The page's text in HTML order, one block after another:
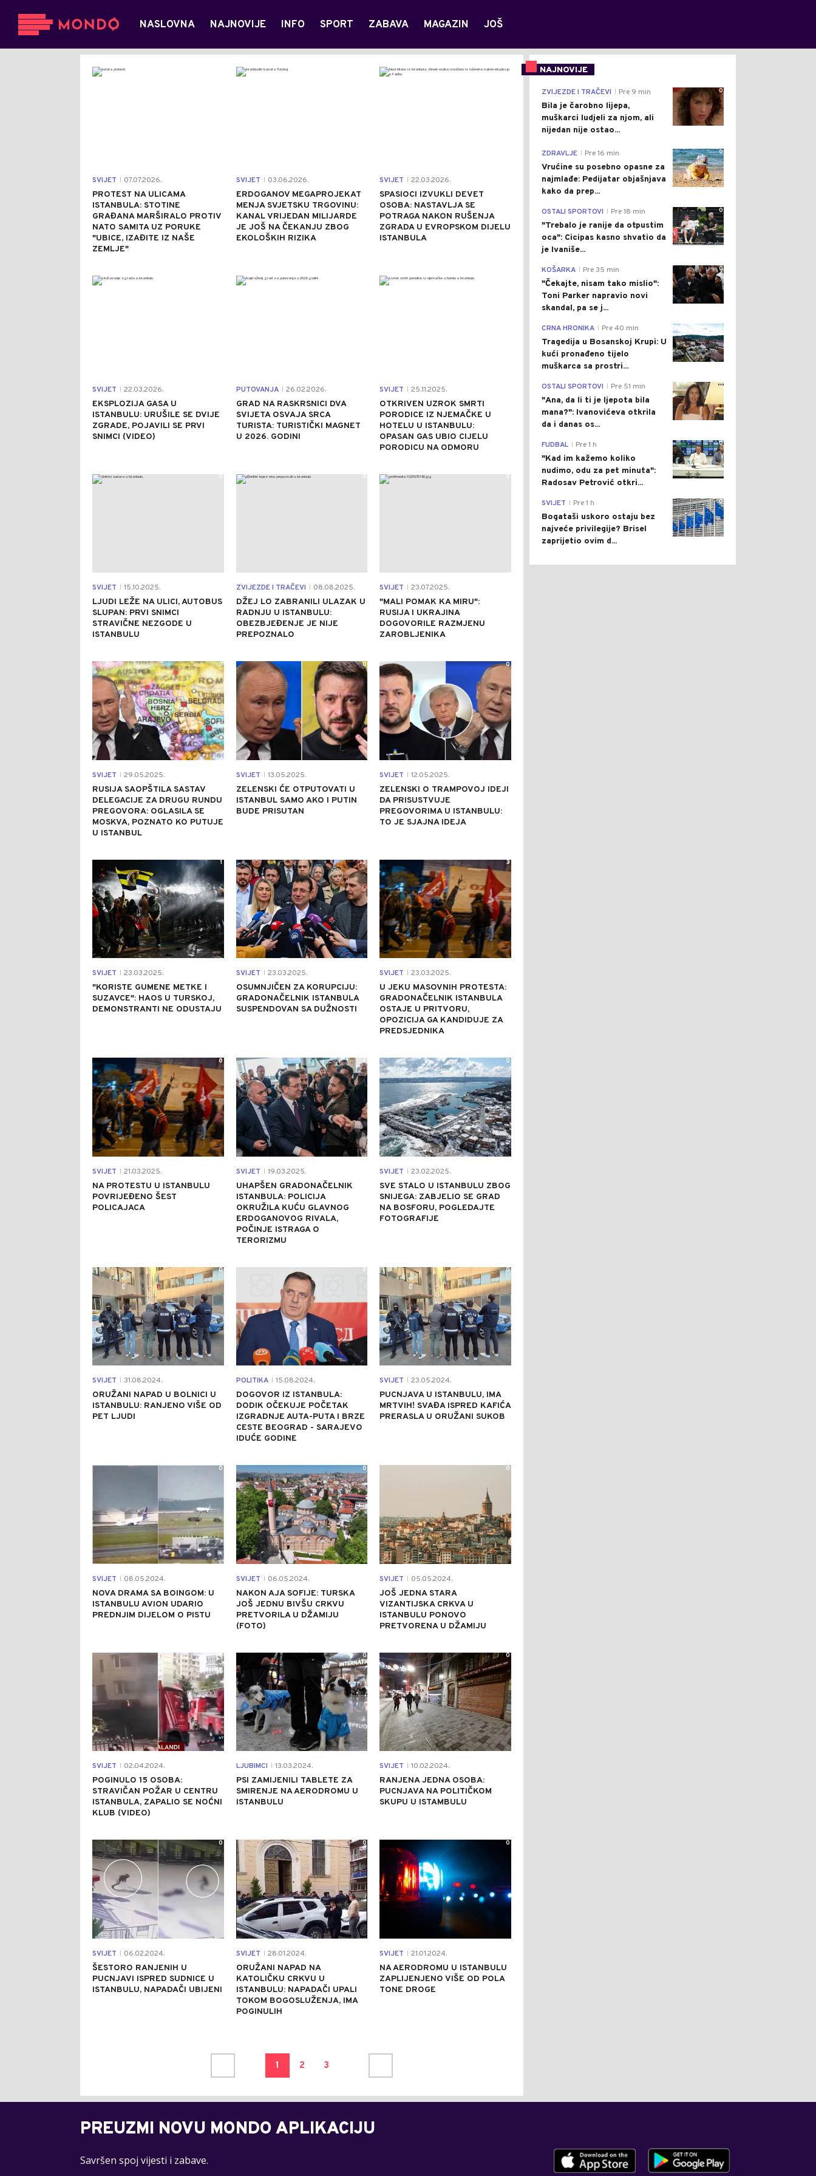
NASLOVNA NAJNOVIJE INFO SPORT ZABAVA MAGAZIN JOŠ
SVIJET 07.07.2026.
PROTEST NA ULICAMA
ISTANBULA: STOTINE
GRAĐANA MARŠIRALO PROTIV
NATO SAMITA UZ PORUKE
"UBICE, IZAĐITE IZ NAŠE
ZEMLJE"
SVIJET 03.06.2026.
ERDOGANOV MEGAPROJEKAT
MENJA SVJETSKU TRGOVINU:
KANAL VRIJEDAN MILIJARDE
JE JOŠ NA ČEKANJU ZBOG
EKOLOŠKIH RIZIKA
SVIJET 22.03.2026.
SPASIOCI IZVUKLI DEVET
OSOBA: NASTAVLJA SE
POTRAGA NAKON RUŠENJA
ZGRADA U EVROPSKOM DIJELU
ISTANBULA
0
SVIJET 22.03.2026.
EKSPLOZIJA GASA U
ISTANBULU: URUŠILE SE DVIJE
ZGRADE, POJAVILI SE PRVI
SNIMCI (VIDEO)
PUTOVANJA 26.02.2026.
GRAD NA RASKRSNICI DVA
SVIJETA OSVAJA SRCA
TURISTA: TURISTIČKI MAGNET
U 2026. GODINI
SVIJET 25.11.2025.
OTKRIVEN UZROK SMRTI
PORODICE IZ NJEMAČKE U
HOTELU U ISTANBULU:
OPASAN GAS UBIO CIJELU
PORODICU NA ODMORU
SVIJET 15.10.2025.
LJUDI LEŽE NA ULICI, AUTOBUS
SLUPAN: PRVI SNIMCI
STRAVIČNE NEZGODE U
ISTANBULU
0
ZVIJEZDE I TRAČEVI 08.08.2025.
DŽEJ LO ZABRANILI ULAZAK U
RADNJU U ISTANBULU:
OBEZBJEĐENJE JE NIJE
PREPOZNALO
0
SVIJET 23.07.2025.
"MALI POMAK KA MIRU":
RUSIJA I UKRAJINA
DOGOVORILE RAZMJENU
ZAROBLJENIKA
0
SVIJET 29.05.2025.
RUSIJA SAOPŠTILA SASTAV
DELEGACIJE ZA DRUGU RUNDU
PREGOVORA: OGLASILA SE
MOSKVA, POZNATO KO PUTUJE
U ISTANBUL
0
SVIJET 13.05.2025.
ZELENSKI ĆE OTPUTOVATI U
ISTANBUL SAMO AKO I PUTIN
BUDE PRISUTAN
0
SVIJET 12.05.2025.
ZELENSKI O TRAMPOVOJ IDEJI
DA PRISUSTVUJE
PREGOVORIMA U ISTANBULU:
TO JE SJAJNA IDEJA
0
SVIJET 23.03.2025.
"KORISTE GUMENE METKE I
SUZAVCE": HAOS U TURSKOJ,
DEMONSTRANTI NE ODUSTAJU
1
SVIJET 23.03.2025.
OSUMNJIČEN ZA KORUPCIJU:
GRADONAČELNIK ISTANBULA
SUSPENDOVAN SA DUŽNOSTI
3
SVIJET 23.03.2025.
U JEKU MASOVNIH PROTESTA:
GRADONAČELNIK ISTANBULA
OSTAJE U PRITVORU,
OPOZICIJA GA KANDIDUJE ZA
PREDSJEDNIKA
3
SVIJET 21.03.2025.
NA PROTESTU U ISTANBULU
POVRIJEĐENO ŠEST
POLICAJACA
0
SVIJET 19.03.2025.
UHAPŠEN GRADONAČELNIK
ISTANBULA: POLICIJA
OKRUŽILA KUĆU GLAVNOG
ERDOGANOVOG RIVALA,
POČINJE ISTRAGA O
TERORIZMU
1
SVIJET 23.02.2025.
SVE STALO U ISTANBULU ZBOG
SNIJEGA: ZABJELIO SE GRAD
NA BOSFORU, POGLEDAJTE
FOTOGRAFIJE
0
SVIJET 31.08.2024.
ORUŽANI NAPAD U BOLNICI U
ISTANBULU: RANJENO VIŠE OD
PET LJUDI
0
POLITIKA 15.08.2024.
DOGOVOR IZ ISTANBULA:
DODIK OČEKUJE POČETAK
IZGRADNJE AUTA-PUTA I BRZE
CESTE BEOGRAD - SARAJEVO
IDUĆE GODINE
3
SVIJET 23.05.2024.
PUCNJAVA U ISTANBULU, IMA
MRTVIH! SVAĐA ISPRED KAFIĆA
PRERASLA U ORUŽANI SUKOB
0
SVIJET 08.05.2024.
NOVA DRAMA SA BOINGOM: U
ISTANBULU AVION UDARIO
PREDNJIM DIJELOM O PISTU
0
SVIJET 06.05.2024.
NAKON AJA SOFIJE: TURSKA
JOŠ JEDNU BIVŠU CRKVU
PRETVORILA U DŽAMIJU
(FOTO)
0
SVIJET 05.05.2024.
JOŠ JEDNA STARA
VIZANTIJSKA CRKVA U
ISTANBULU PONOVO
PRETVORENA U DŽAMIJU
0
SVIJET 02.04.2024.
POGINULO 15 OSOBA:
STRAVIČAN POŽAR U CENTRU
ISTANBULA, ZAPALIO SE NOĆNI
KLUB (VIDEO)
0
LJUBIMCI 13.03.2024.
PSI ZAMIJENILI TABLETE ZA
SMIRENJE NA AERODROMU U
ISTANBULU
0
SVIJET 10.02.2024.
RANJENA JEDNA OSOBA:
PUCNJAVA NA POLITIČKOM
SKUPU U ISTAMBULU
0
SVIJET 06.02.2024.
ŠESTORO RANJENIH U
PUCNJAVI ISPRED SUDNICE U
ISTANBULU, NAPADAČI UBIJENI
0
SVIJET 28.01.2024.
ORUŽANI NAPAD NA
KATOLIČKU CRKVU U
ISTANBULU: NAPADAČI UPALI
TOKOM BOGOSLUŽENJA, IMA
POGINULIH
0
SVIJET 21.01.2024.
NA AERODROMU U ISTANBULU
ZAPLIJENJENO VIŠE OD POLA
TONE DROGE
0
1 2 3
NAJNOVIJE
0
ZVIJEZDE I TRAČEVI Pre 9 min
Bila je čarobno lijepa,
muškarci ludjeli za njom, ali
nijedan nije ostao...
0
ZDRAVLJE Pre 16 min
Vrućine su posebno opasne za
najmlađe: Pedijatar objašnjava
kako da prep...
0
OSTALI SPORTOVI Pre 18 min
"Trebalo je ranije da otpustim
oca": Cicipas kasno shvatio da
je Ivaniše...
0
KOŠARKA Pre 35 min
"Čekajte, nisam tako mislio":
Toni Parker napravio novi
skandal, pa se j...
0
CRNA HRONIKA Pre 40 min
Tragedija u Bosanskoj Krupi: U
kući pronađeno tijelo
muškarca sa prostri...
0
OSTALI SPORTOVI Pre 51 min
"Ana, da li ti je ljepota bila
mana?": Ivanovićeva otkrila
da i danas os...
0
FUDBAL Pre 1 h
"Kad im kažemo koliko
nudimo, odu za pet minuta":
Radosav Petrović otkri...
0
SVIJET Pre 1 h
Bogataši uskoro ostaju bez
najveće privilegije? Brisel
zaprijetio ovim d...
PREUZMI NOVU MONDO APLIKACIJU
Savršen spoj vijesti i zabave.